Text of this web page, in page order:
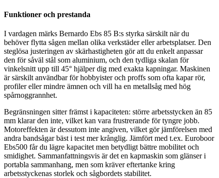
Funktioner och prestanda
I vardagen märks Bernardo Ebs 85 B:s styrka särskilt när du
behöver flytta sågen mellan olika verkstäder eller arbetsplatser. Den
steglösa justeringen av skärhastigheten gör att du enkelt anpassar
den för såväl stål som aluminium, och den tydliga skalan för
vinkelsnitt upp till 45° hjälper dig med exakta kapningar. Maskinen
är särskilt användbar för hobbyister och proffs som ofta kapar rör,
profiler eller mindre ämnen och vill ha en metallsåg med hög
spårnoggrannhet.
Begränsningen sitter främst i kapaciteten: större arbetsstycken än 85
mm klarar den inte, vilket kan vara frustrerande för tyngre jobb.
Motoreffekten är dessutom inte angiven, vilket gör jämförelsen med
andra bandsågar bäst i test mer krånglig. Jämfört med t.ex. Euroboor
Ebs500 får du lägre kapacitet men betydligt bättre mobilitet och
smidighet. Sammanfattningsvis är det en kapmaskin som glänser i
portabla sammanhang, men som kräver eftertanke kring
arbetsstyckenas storlek och sågbordets stabilitet.